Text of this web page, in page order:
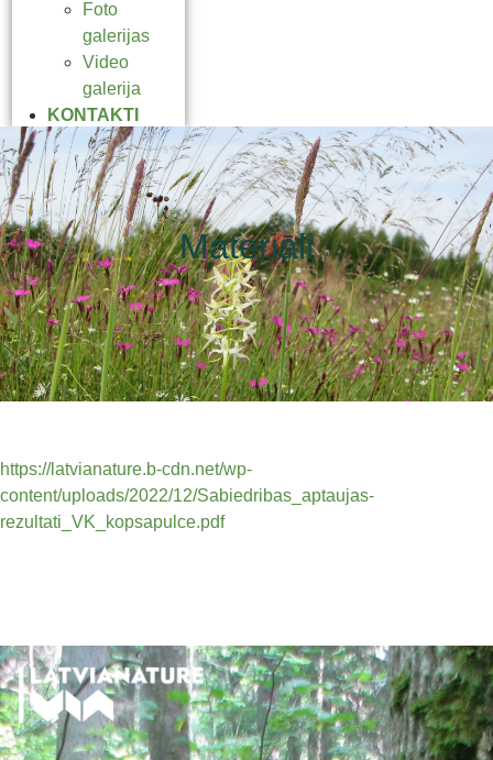
Foto
galerijas
Video
galerija
KONTAKTI
Materiāli
https://latvianature.b-cdn.net/wp-
content/uploads/2022/12/Sabiedribas_aptaujas-
rezultati_VK_kopsapulce.pdf